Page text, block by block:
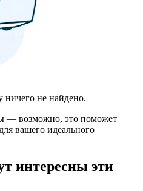
не найдено.
— возможно, это поможет
вашего идеального
интересны эти